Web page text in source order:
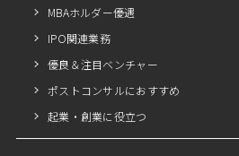
MBAホルダー優遇
IPO関連業務
優良＆注目ベンチャー
ポストコンサルにおすすめ
起業・創業に役立つ